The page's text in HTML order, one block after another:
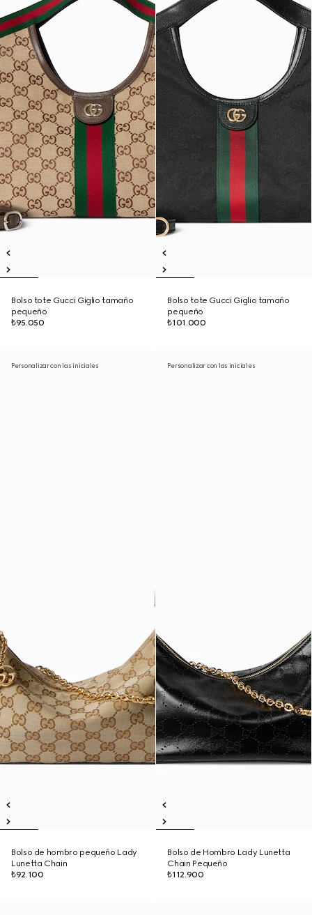
Bolso tote Gucci Giglio tamaño
pequeño
₺95.050
Bolso tote Gucci Giglio tamaño
pequeño
₺101.000
Personalizar con las iniciales
Bolso de hombro pequeño Lady
Lunetta Chain
₺92.100
Personalizar con las iniciales
Bolso de Hombro Lady Lunetta
Chain Pequeño
₺112.900